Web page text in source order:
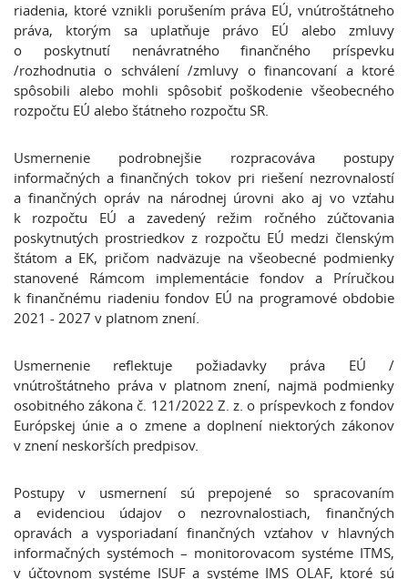
riadenia, ktoré vznikli porušením práva EÚ, vnútroštátneho
práva, ktorým sa uplatňuje právo EÚ alebo zmluvy
o poskytnutí nenávratného finančného príspevku
/rozhodnutia o schválení /zmluvy o financovaní a ktoré
spôsobili alebo mohli spôsobiť poškodenie všeobecného
rozpočtu EÚ alebo štátneho rozpočtu SR.
Usmernenie podrobnejšie rozpracováva postupy
informačných a finančných tokov pri riešení nezrovnalostí
a finančných opráv na národnej úrovni ako aj vo vzťahu
k rozpočtu EÚ a zavedený režim ročného zúčtovania
poskytnutých prostriedkov z rozpočtu EÚ medzi členským
štátom a EK, pričom nadväzuje na všeobecné podmienky
stanovené Rámcom implementácie fondov a Príručkou
k finančnému riadeniu fondov EÚ na programové obdobie
2021 - 2027 v platnom znení.
Usmernenie reflektuje požiadavky práva EÚ /
vnútroštátneho práva v platnom znení, najmä podmienky
osobitného zákona č. 121/2022 Z. z. o príspevkoch z fondov
Európskej únie a o zmene a doplnení niektorých zákonov
v znení neskorších predpisov.
Postupy v usmernení sú prepojené so spracovaním
a evidenciou údajov o nezrovnalostiach, finančných
opravách a vysporiadaní finančných vzťahov v hlavných
informačných systémoch – monitorovacom systéme ITMS,
v účtovnom systéme ISUF a systéme IMS OLAF, ktoré sú